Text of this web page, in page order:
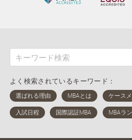
よく検索されているキーワード：